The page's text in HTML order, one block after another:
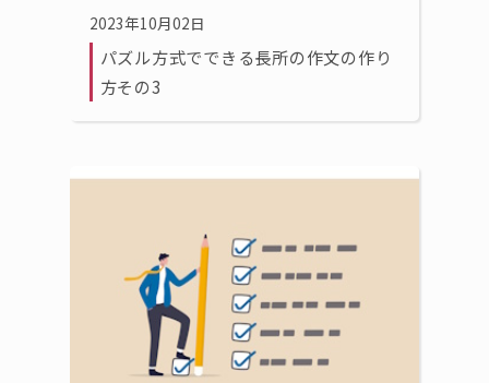
2023年10月02日
パズル方式でできる長所の作文の作り
方その3